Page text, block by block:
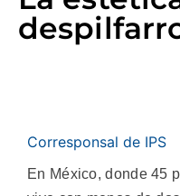
Corresponsal de IPS
En México, donde 45